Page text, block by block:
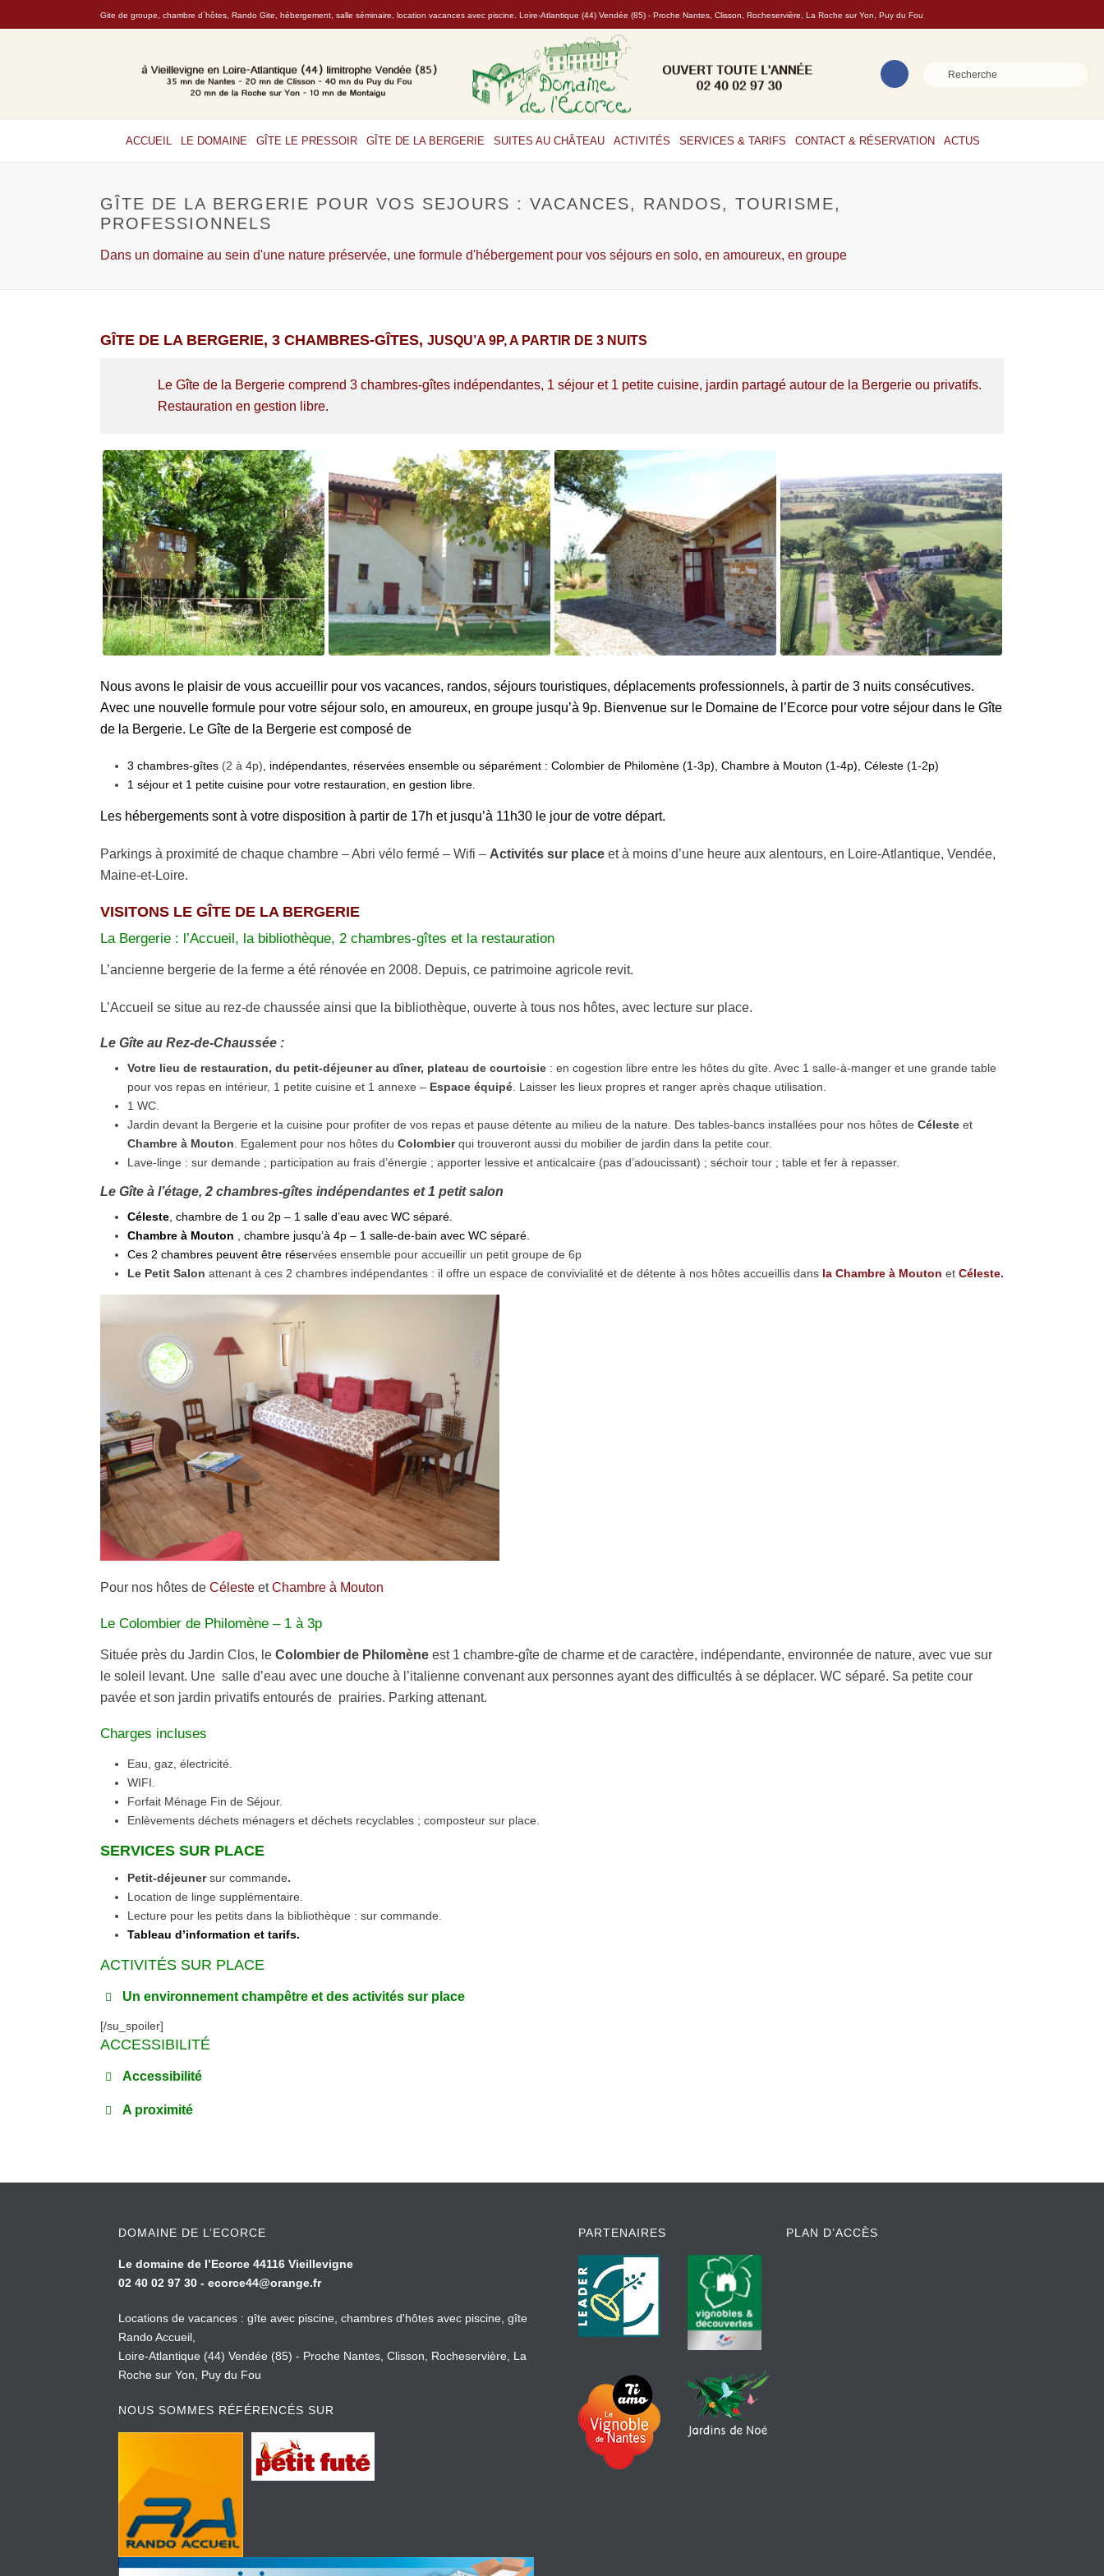
Gite de groupe, chambre d`hôtes, Rando Gite, hébergement, salle séminaire, location vacances avec piscine. Loire-Atlantique (44) Vendée (85) - Proche Nantes, Clisson, Rocheservière, La Roche sur Yon, Puy du Fou
ACCUEIL LE DOMAINE GÎTE LE PRESSOIR GÎTE DE LA BERGERIE SUITES AU CHÂTEAU ACTIVITÉS SERVICES & TARIFS CONTACT & RÉSERVATION ACTUS
GÎTE DE LA BERGERIE POUR VOS SEJOURS : VACANCES, RANDOS, TOURISME,
PROFESSIONNELS
Dans un domaine au sein d'une nature préservée, une formule d'hébergement pour vos séjours en solo, en amoureux, en groupe
GÎTE DE LA BERGERIE, 3 CHAMBRES-GÎTES, JUSQU’A 9P, A PARTIR DE 3 NUITS
Le Gîte de la Bergerie comprend 3 chambres-gîtes indépendantes, 1 séjour et 1 petite cuisine, jardin partagé autour de la Bergerie ou privatifs.
Restauration en gestion libre.
Nous avons le plaisir de vous accueillir pour vos vacances, randos, séjours touristiques, déplacements professionnels, à partir de 3 nuits consécutives.
Avec une nouvelle formule pour votre séjour solo, en amoureux, en groupe jusqu’à 9p. Bienvenue sur le Domaine de l’Ecorce pour votre séjour dans le Gîte
de la Bergerie. Le Gîte de la Bergerie estcomposé de
3 chambres-gîtes (2 à 4p) , indépendantes, réservées ensemble ou séparément : Colombier de Philomène (1-3p), Chambre à Mouton (1-4p), Céleste (1-2p)
1 séjour et 1 petite cuisine pour votre restauration, en gestion libre.
Les hébergements sont à votre disposition à partir de 17h et jusqu’à 11h30 le jour de votre départ.
Parkings à proximité de chaque chambre – Abri vélo fermé – Wifi – Activités sur place et à moins d’une heure aux alentours, en Loire-Atlantique, Vendée,
Maine-et-Loire.
VISITONS LE GÎTE DE LA BERGERIE
La Bergerie : l’Accueil, la bibliothèque, 2 chambres-gîtes et la restauration
L’ancienne bergerie de la ferme a été rénovée en 2008. Depuis, ce patrimoine agricole revit.
L’Accueil se situe au rez-de chaussée ainsi que la bibliothèque, ouverte à tous nos hôtes, avec lecture sur place.
Le Gîte au Rez-de-Chaussée :
Votre lieu de restauration, du petit-déjeuner au dîner, plateau de courtoisie : en cogestion libre entre les hôtes du gîte. Avec 1 salle-à-manger et une grande table
pour vos repas en intérieur, 1 petite cuisine et 1 annexe – Espace équipé. Laisser les lieux propres et ranger après chaque utilisation.
1 WC.
Jardin devant la Bergerie et la cuisine pour profiter de vos repas et pause détente au milieu de la nature. Des tables-bancs installées pour nos hôtes de Célesteet
Chambre à Mouton . Egalement pour nos hôtes du Colombierqui trouveront aussi du mobilier de jardin dans la petite cour.
Lave-linge : sur demande ; participation au frais d’énergie ; apporter lessive et anticalcaire (pas d’adoucissant) ; séchoir tour ; table et fer à repasser.
Le Gîte à l’étage, 2 chambres-gîtes indépendantes et 1 petit salon
Céleste, chambre de 1 ou 2p – 1 salle d’eau avec WC séparé.
Chambre à Mouton
, chambre jusqu’à 4p – 1 salle-de-bain avec WC séparé.
Ces 2 chambres peuvent être réservées ensemble pour accueillir un petit groupe de 6p
Le Petit Salon attenant à ces 2 chambres indépendantes : il offre un espace de convivialité et de détente à nos hôtes accueillis dans la Chambre à Mouton et Céleste.
Pour nos hôtes de Céleste etChambre à Mouton
Le Colombier de Philomène – 1 à 3p
Située près du Jardin Clos, le Colombier de Philomène est 1 chambre-gîte de charme et de caractère, indépendante, environnée de nature, avec vue sur
le soleil levant. Une salle d’eau avec une douche à l’italienne convenant aux personnes ayant des difficultés à se déplacer. WC séparé. Sa petite cour
pavée et son jardin privatifs entourés de prairies. Parking attenant.
Charges incluses
Eau, gaz, électricité.
WIFI.
Forfait Ménage Fin de Séjour.
Enlèvements déchets ménagers et déchets recyclables ; composteur sur place.
SERVICES SUR PLACE
Petit-déjeunersur commande.
Location de linge supplémentaire.
Lecture pour les petits dans la bibliothèque : sur commande.
Tableau d’information et tarifs.
ACTIVITÉS SUR PLACE
Un environnement champêtre et des activités sur place
ACTIVITÉ ET RANDO
randonnée
[/su_spoiler]
ACCESSIBILITÉ
Accessibilité
A proximité
DOMAINE DE L’ECORCE
Le domaine de l’Ecorce 44116 Vieillevigne
02 40 02 97 30 - ecorce44@orange.fr
Locations de vacances : gîte avec piscine, chambres d'hôtes avec piscine, gîte
Rando Accueil,
Loire-Atlantique (44) Vendée (85) - Proche Nantes, Clisson, Rocheservière, La
Roche sur Yon, Puy du Fou
NOUS SOMMES RÉFÉRENCÉS SUR
PARTENAIRES PLAN D’ACCÈS